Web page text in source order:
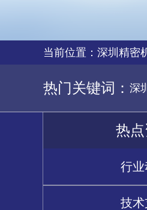
当前位置： 深圳精密
热门关键词： 深
热
行业
技